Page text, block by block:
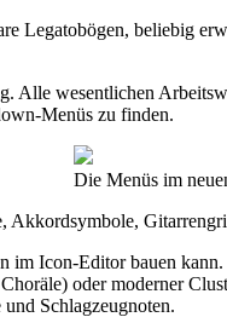
Legatobögen, beliebig
wesentlichen
Menüs zu finden.
Die Menüs im
im Icon-Editor bauen
oder moderner
Schlagzeugnoten.